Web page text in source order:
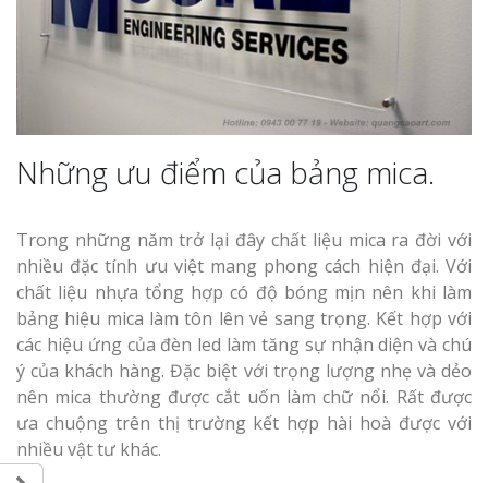
Những ưu điểm của bảng mica.
Trong những năm trở lại đây chất liệu mica ra đời với
nhiều đặc tính ưu việt mang phong cách hiện đại. Với
chất liệu nhựa tổng hợp có độ bóng mịn nên khi làm
bảng hiệu mica làm tôn lên vẻ sang trọng. Kết hợp với
các hiệu ứng của đèn led làm tăng sự nhận diện và chú
ý của khách hàng. Đặc biệt với trọng lượng nhẹ và dẻo
nên mica thường được cắt uốn làm chữ nổi. Rất được
ưa chuộng trên thị trường kết hợp hài hoà được với
nhiều vật tư khác.
Nghệ An Nâng Tầm
Hiệu
Làm Biển
Rẻ Tại Vinh Giải Pháp
Quả
Làm Hộp